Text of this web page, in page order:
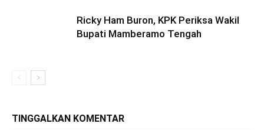
Ricky Ham Buron, KPK Periksa Wakil
Bupati Mamberamo Tengah
TINGGALKAN KOMENTAR